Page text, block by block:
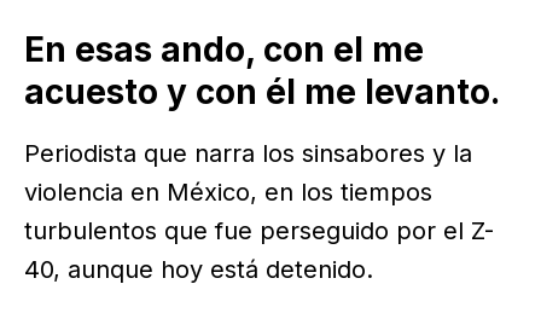
En esas ando, con el me
acuesto y con él me levanto.
Periodista que narra los sinsabores y la
violencia en México, en los tiempos
turbulentos que fue perseguido por el Z-
40, aunque hoy está detenido.